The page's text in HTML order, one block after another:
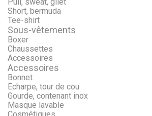
Short, bermuda
Tee-shirt
Sous-vêtements
Boxer
Chaussettes
Accessoires
Accessoires
Bonnet
Echarpe, tour de cou
Gourde, contenant inox
Masque lavable